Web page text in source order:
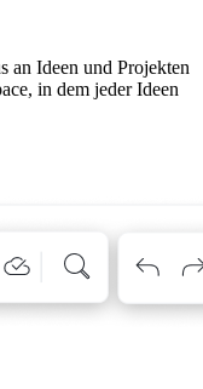
an Ideen und Projekten
in dem jeder Ideen